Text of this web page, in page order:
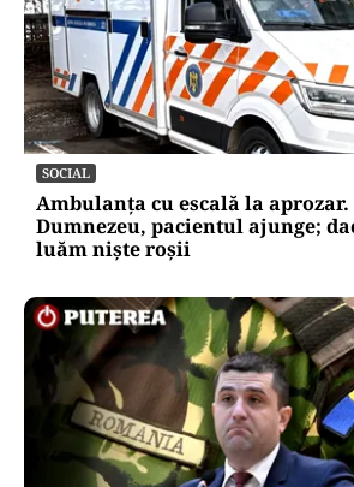
SOCIAL
Ambulanța cu escală la aprozar.
Dumnezeu, pacientul ajunge;
luăm niște roșii